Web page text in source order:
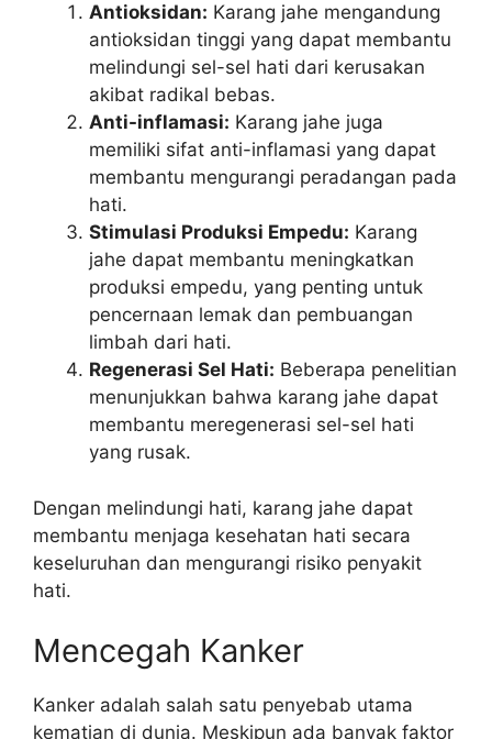
Antioksidan: Karang jahe mengandung
antioksidan tinggi yang dapat membantu
melindungi sel-sel hati dari kerusakan
akibat radikal bebas.
Anti-inflamasi: Karang jahe juga
memiliki sifat anti-inflamasi yang dapat
membantu mengurangi peradangan pada
hati.
Stimulasi Produksi Empedu: Karang
jahe dapat membantu meningkatkan
produksi empedu, yang penting untuk
pencernaan lemak dan pembuangan
limbah dari hati.
Regenerasi Sel Hati: Beberapa penelitian
menunjukkan bahwa karang jahe dapat
membantu meregenerasi sel-sel hati
yang rusak.
Dengan melindungi hati, karang jahe dapat
membantu menjaga kesehatan hati secara
keseluruhan dan mengurangi risiko penyakit
hati.
Mencegah Kanker
Kanker adalah salah satu penyebab utama
kematian di dunia. Meskipun ada banyak faktor